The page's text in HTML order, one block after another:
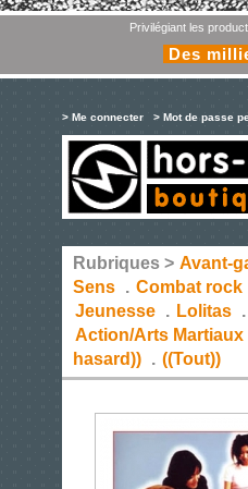
Privilégiant les
Des
> Me connecter > Mot de passe
Rubriques > Avant-
Sens . Combat rock
Jeunesse . Lolitas .
Action/Arts Martiaux
hasard)) . ((Tout))